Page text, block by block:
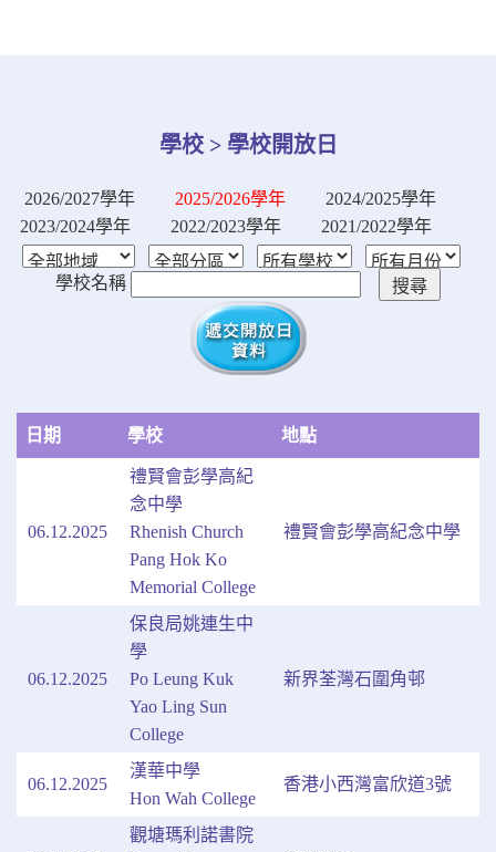
學校 > 學校開放日
2026/2027學年 2025/2026學年
2024/2025學年
2023/2024學年
2022/2023學年 2021/2022學年
學校名稱
日期 學校 地點
06.12.2025
禮賢會彭學高紀
念中學
Rhenish Church
Pang Hok Ko
Memorial College
禮賢會彭學高紀念中學
06.12.2025
保良局姚連生中
學
Po Leung Kuk
Yao Ling Sun
College
新界荃灣石圍角邨
06.12.2025
漢華中學
Hon Wah College
香港小西灣富欣道3號
觀塘瑪利諾書院